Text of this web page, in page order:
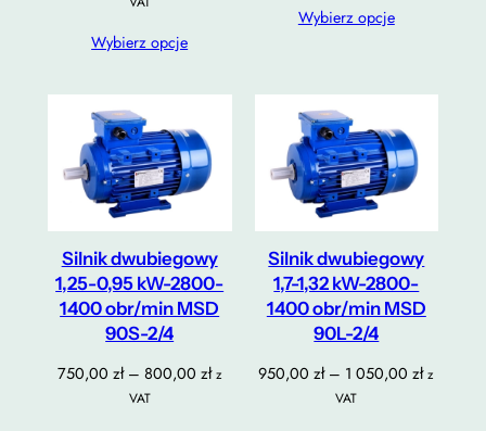
880,00 zł
Wybierz opcje
Wybierz opcje
Silnik dwubiegowy
1,25-0,95 kW-2800-
1400 obr/min MSD
90S-2/4
750,00 zł – 800,00 złZakres
z
VAT
Silnik dwubiegowy
1,7-1,32 kW-2800-
1400 obr/min MSD
90L-2/4
950,00zł – 1 050,00złZakres
z
VAT